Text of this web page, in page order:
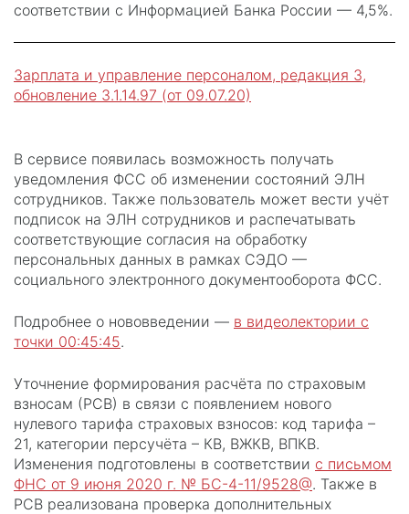
соответствии с Информацией Банка России — 4,5%.
Зарплата и управление персоналом, редакция 3,
обновление 3.1.14.97 (от 09.07.20)
В сервисе появилась возможность получать
уведомления ФСС об изменении состояний ЭЛН
сотрудников. Также пользователь может вести учёт
подписок на ЭЛН сотрудников и распечатывать
соответствующие согласия на обработку
персональных данных в рамках СЭДО —
социального электронного документооборота ФСС.
Подробнее о нововведении — в видеолектории с
точки 00:45:45.
Уточнение формирования расчёта по страховым
взносам (РСВ) в связи с появлением нового
нулевого тарифа страховых взносов: код тарифа –
21, категории персучёта – КВ, ВЖКВ, ВПКВ.
Изменения подготовлены в соответствии с письмом
ФНС от 9 июня 2020 г. № БС-4-11/9528@. Также в
РСВ реализована проверка дополнительных